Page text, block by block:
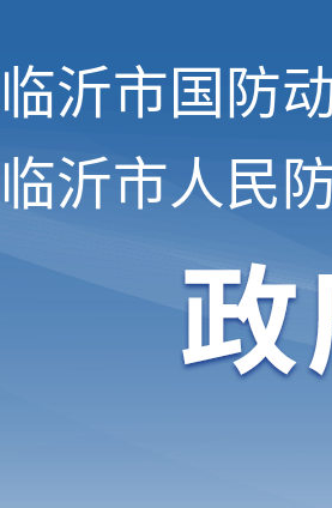
临沂市国防
临沂市人民